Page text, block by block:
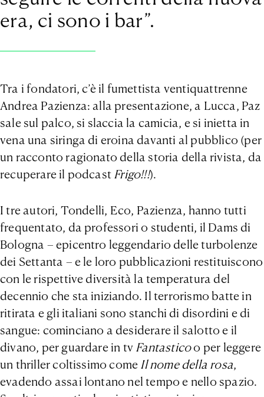
era, ci sono i bar”.
Tra i fondatori, c’è il fumettista ventiquattrenne
Andrea Pazienza: alla presentazione, a Lucca, Paz
sale sul palco, si slaccia la camicia, e si inietta in
vena una siringa di eroina davanti al pubblico (per
un racconto ragionato della storia della rivista, da
recuperare il podcast Frigo!!!).
I tre autori, Tondelli, Eco, Pazienza, hanno tutti
frequentato, da professori o studenti, il Dams di
Bologna – epicentro leggendario delle turbolenze
dei Settanta – e le loro pubblicazioni restituiscono
con le rispettive diversità la temperatura del
decennio che sta iniziando. Il terrorismo batte in
ritirata e gli italiani sono stanchi di disordini e di
sangue: cominciano a desiderare il salotto e il
divano, per guardare in tv Fantasticoo per leggere
un thriller coltissimo come Il nome della rosa,
evadendo assai lontano nel tempo e nello spazio.